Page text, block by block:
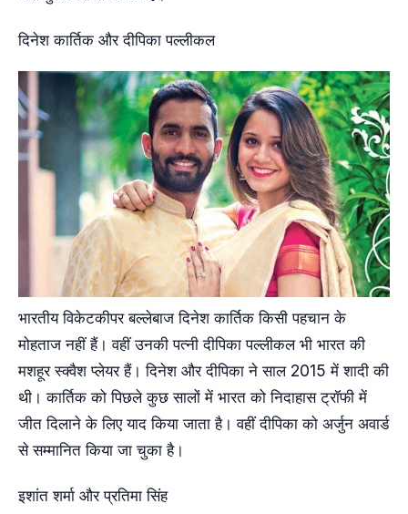
दिनेश कार्तिक और दीपिका पल्लीकल
भारतीय विकेटकीपर बल्लेबाज दिनेश कार्तिक किसी पहचान के
मोहताज नहीं हैं। वहीं उनकी पत्नी दीपिका पल्लीकल भी भारत की
मशहूर स्क्वैश प्लेयर हैं। दिनेश और दीपिका ने साल 2015 में शादी की
थी। कार्तिक को पिछले कुछ सालों में भारत को निदाहास ट्रॉफी में
जीत दिलाने के लिए याद किया जाता है। वहीं दीपिका को अर्जुन अवार्ड
से सम्मानित किया जा चुका है।
इशांत शर्मा और प्रतिमा सिंह